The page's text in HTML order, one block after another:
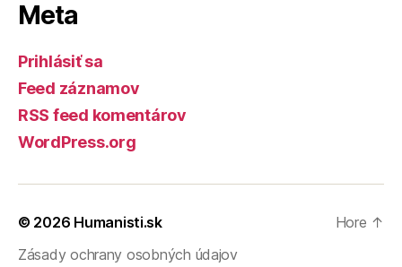
Meta
Prihlásiť sa
Feed záznamov
RSS feed komentárov
WordPress.org
© 2026 Humanisti.sk
Zásady ochrany osobných údajov
Hore ↑